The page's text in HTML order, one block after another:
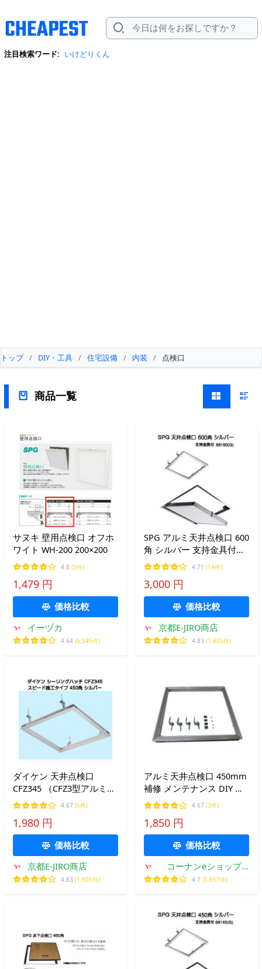
注目検索ワード: いけどりくん
トップ / DIY・工具 / 住宅設備 / 内装 / 点検口
商品一覧
サヌキ 壁用点検口 オフホ
ワイト WH-200 200×200
4.8 (5件)
1,479 円
価格比較
イーヅカ
4.64 (6,545件)
SPG アルミ天井点検口 600
角 シルバー 支持金具付
（68160G)（天井開口寸法
607ｍｍ×607ｍｍ）
4.71 (14件)
3,000 円
価格比較
京都E-JIRO商店
4.83 (1,805件)
ダイケン 天井点検口
CFZ345 （CFZ3型アルミシ
ルバー450角）スピード施
工タイプ
4.67 (6件)
1,980 円
価格比較
京都E-JIRO商店
4.83 (1,805件)
アルミ天井点検口 450mm
補修 メンテナンス DIY 建
築資材 現場用品 業務用 部
品 交換 修理 日用品 家庭
用 交換用 新築 改築 コー
ナン オリジナル
4.67 (3件)
1,850 円
価格比較
コーナンeショップ
Yahoo!ショッピング店
4.7 (5,657件)